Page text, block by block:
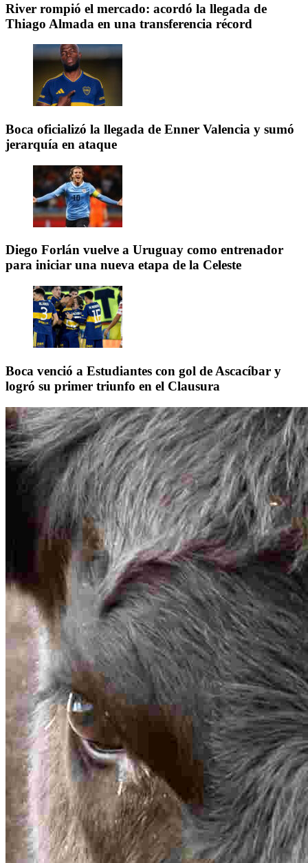
River rompió el mercado: acordó la llegada de
Thiago Almada en una transferencia récord
Boca oficializó la llegada de Enner Valencia y sumó
jerarquía en ataque
Diego Forlán vuelve a Uruguay como entrenador
para iniciar una nueva etapa de la Celeste
Boca venció a Estudiantes con gol de Ascacíbar y
logró su primer triunfo en el Clausura